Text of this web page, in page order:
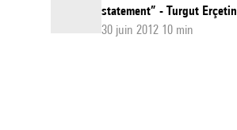
statement” - Turgut Erçetin
30 juin 2012 10 min